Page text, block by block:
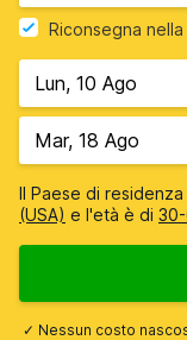
Riconsegna
Il Paese di
(USA) e l'età è di
✓ Nessun costo